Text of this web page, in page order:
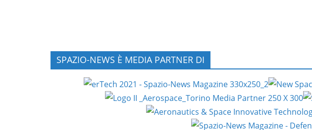
SPAZIO-NEWS È MEDIA PARTNER DI